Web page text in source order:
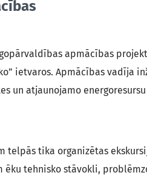
apmācības
ietvaros. Apmācības vadīja
un atjaunojamo
tika organizētas
tehnisko stāvokli,